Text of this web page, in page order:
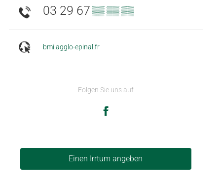
03 29 67▒▒ ▒▒ ▒▒
bmi.agglo-epinal.fr
Folgen Sie uns auf
Einen Irrtum angeben